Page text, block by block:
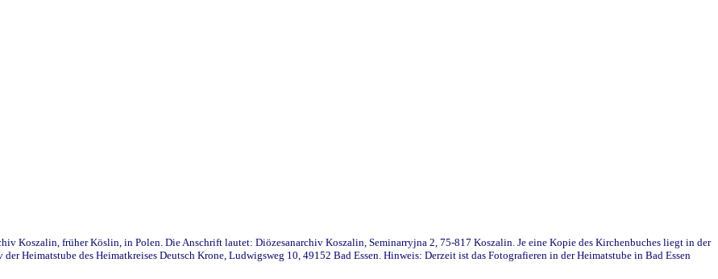
Koszalin, früher Köslin, in Polen. Die Anschrift lautet: Diözesanarchiv Koszalin, Seminarryjna 2, 75-817 Koszalin. Je eine Kopie des Kirchenbuches liegt in der
Heimatstube des Heimatkreises Deutsch Krone, Ludwigsweg 10, 49152 Bad Essen. Hinweis: Derzeit ist das Fotografieren in der Heimatstube in Bad Essen